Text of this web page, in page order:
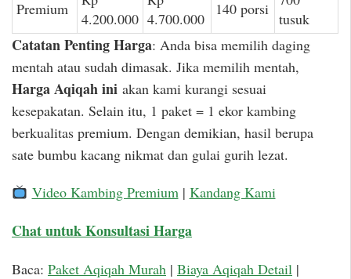
Premium
4.200.000 4.700.000
140 porsi
tusuk
Catatan Penting Harga: Anda bisa memilih daging
mentah atau sudah dimasak. Jika memilih mentah,
Harga Aqiqah ini akan kami kurangi sesuai
kesepakatan. Selain itu, 1 paket = 1 ekor kambing
berkualitas premium. Dengan demikian, hasil berupa
sate bumbu kacang nikmat dan gulai gurih lezat.
Video Kambing Premium| Kandang Kami
Chat untuk Konsultasi Harga
Baca: Paket Aqiqah Murah | Biaya Aqiqah Detail |